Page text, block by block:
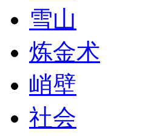
雪山
炼金术
峭壁
社会